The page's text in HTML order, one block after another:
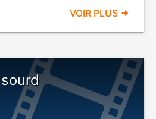
VOIR PLUS